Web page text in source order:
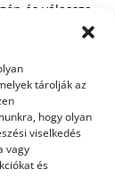
tárolják az
hogy olyan
viselkedés
vagy
és
és válassza
immár
Oktoberfest
meg